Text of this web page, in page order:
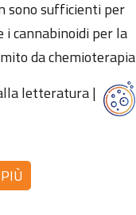
sono sufficienti per
i cannabinoidi per la
da chemioterapia
letteratura|